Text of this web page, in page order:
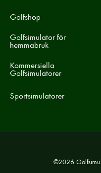
Golfshop
Golfsimulator för
hemmabruk
Kommersiella
Golfsimulatorer
Sportsimulatorer
©2026